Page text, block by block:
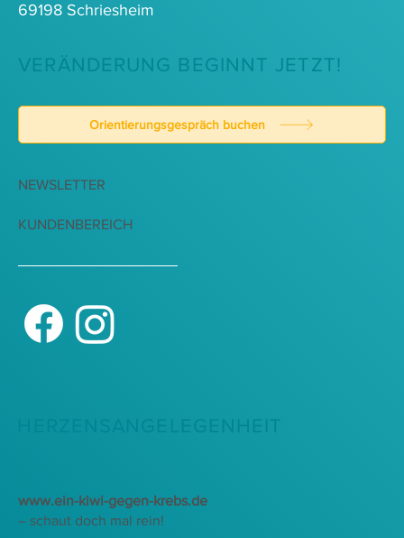
69198 Schriesheim
VERÄNDERUNG BEGINNT JETZT!
Orientierungsgespräch buchen
NEWSLETTER
KUNDENBEREICH
www.ein-kiwi-gegen-krebs.de
– schaut doch mal rein!